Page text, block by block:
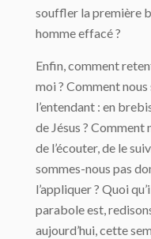
souffler la première
homme effacé ?
Enfin, comment
moi ? Comment
l’entendant : en
de Jésus ? Comment
de l’écouter, de le
sommes-nous pas
l’appliquer ? Quoi
parabole est,
aujourd’hui, cette